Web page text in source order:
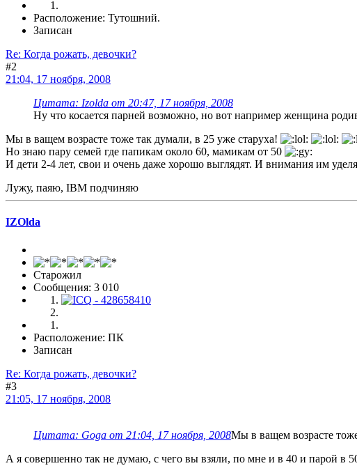
Расположение: Тутошний.
Записан
Re: Когда рожать, девочки?
#2
21:04, 17 ноября, 2008
Цитата: Izolda от 20:47, 17 ноября, 2008
Ну что косается парней возможно, но вот например женщина
Мы в ващем возрасте тоже так думали, в 25 уже старуха!
Но знаю пару семей где папикам около 60, мамикам от 50
И дети 2-4 лет, свои и очень даже хорошо выглядят. И внимания им
Лужу, паяю, IBM подчиняю
IZOlda
Старожил
Сообщения: 3 010
Расположение: ПК
Записан
Re: Когда рожать, девочки?
#3
21:05, 17 ноября, 2008
Цитата: Goga от 21:04, 17 ноября, 2008Мы в ващем возрасте
А я совершенно так не думаю, с чего вы взяли, по мне и в 40 и парой в